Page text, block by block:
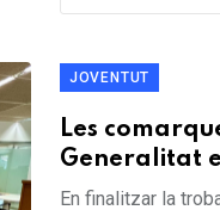
JOVENTUT
Les
Generalitat
En finalitzar la